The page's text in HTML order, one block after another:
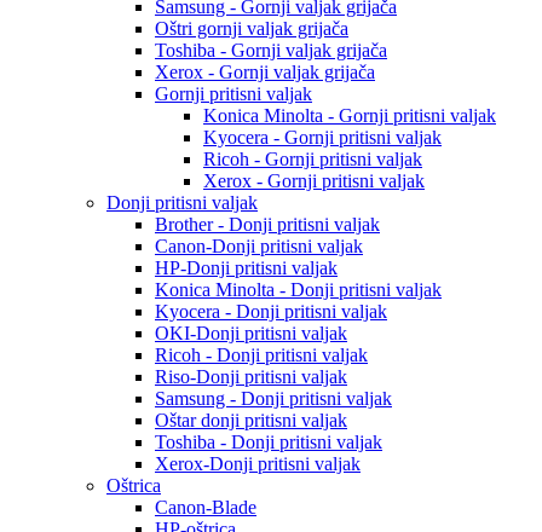
Samsung - Gornji valjak grijača
Oštri gornji valjak grijača
Toshiba - Gornji valjak grijača
Xerox - Gornji valjak grijača
Gornji pritisni valjak
Konica Minolta - Gornji pritisni valjak
Kyocera - Gornji pritisni valjak
Ricoh - Gornji pritisni valjak
Xerox - Gornji pritisni valjak
Donji pritisni valjak
Brother - Donji pritisni valjak
Canon-Donji pritisni valjak
HP-Donji pritisni valjak
Konica Minolta - Donji pritisni valjak
Kyocera - Donji pritisni valjak
OKI-Donji pritisni valjak
Ricoh - Donji pritisni valjak
Riso-Donji pritisni valjak
Samsung - Donji pritisni valjak
Oštar donji pritisni valjak
Toshiba - Donji pritisni valjak
Xerox-Donji pritisni valjak
Oštrica
Canon-Blade